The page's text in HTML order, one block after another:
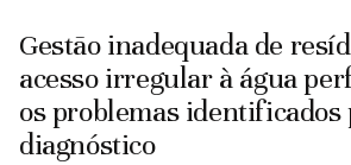
Gestão inadequada de
acesso irregular à água
os problemas identificados
diagnóstico